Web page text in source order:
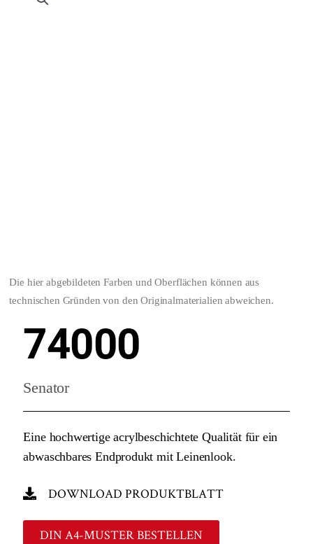
Die hier abgebildeten Farben und Oberflächen können aus
technischen Gründen von den Originalmaterialien abweichen.
74000
Senator
Eine hochwertige acrylbeschichtete Qualität für ein
abwaschbares Endprodukt mit Leinenlook.
DOWNLOAD PRODUKTBLATT
DIN A4-MUSTER BESTELLEN